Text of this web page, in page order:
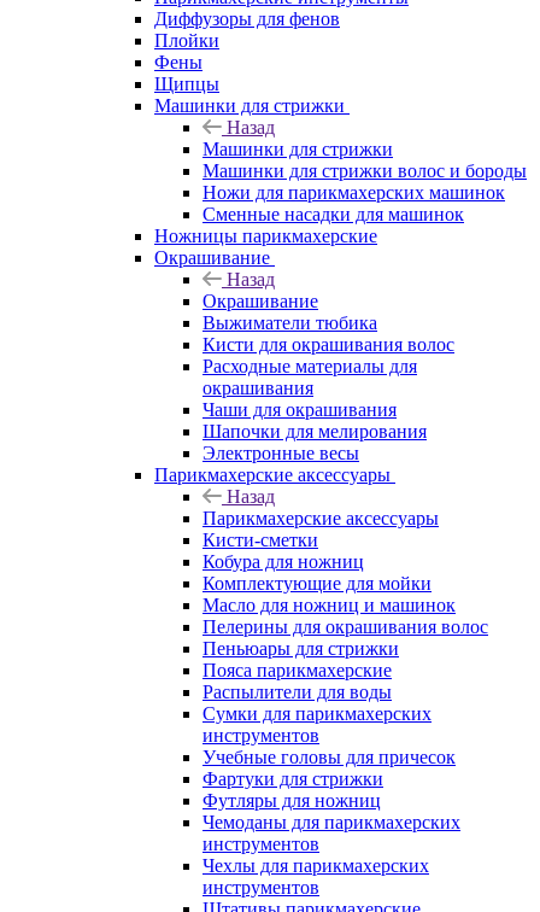
Диффузоры для фенов
Плойки
Фены
Щипцы
Машинки для стрижки
Назад
Машинки для стрижки
Машинки для стрижки волос и бороды
Ножи для парикмахерских машинок
Сменные насадки для машинок
Ножницы парикмахерские
Окрашивание
Назад
Окрашивание
Выжиматели тюбика
Кисти для окрашивания волос
Расходные материалы для
окрашивания
Чаши для окрашивания
Шапочки для мелирования
Электронные весы
Парикмахерские аксессуары
Назад
Парикмахерские аксессуары
Кисти-сметки
Кобура для ножниц
Комплектующие для мойки
Масло для ножниц и машинок
Пелерины для окрашивания волос
Пеньюары для стрижки
Пояса парикмахерские
Распылители для воды
Сумки для парикмахерских
инструментов
Учебные головы для причесок
Фартуки для стрижки
Футляры для ножниц
Чемоданы для парикмахерских
инструментов
Чехлы для парикмахерских
инструментов